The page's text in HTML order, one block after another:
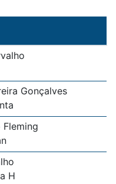
Gonçalves
Fleming
H